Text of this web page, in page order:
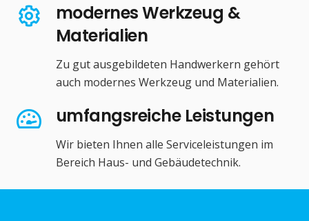
modernes Werkzeug &
Materialien
Zu gut ausgebildeten Handwerkern gehört
auch modernes Werkzeug und Materialien.
umfangsreiche Leistungen
Wir bieten Ihnen alle Serviceleistungen im
Bereich Haus- und Gebäudetechnik.